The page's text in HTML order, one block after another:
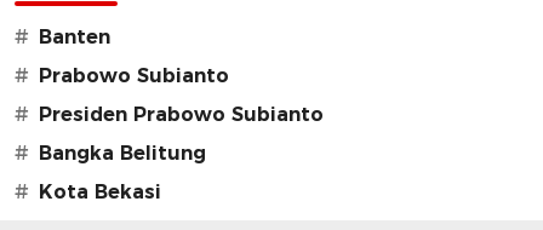
#
Banten
#
Prabowo Subianto
#
Presiden Prabowo Subianto
#
Bangka Belitung
#
Kota Bekasi